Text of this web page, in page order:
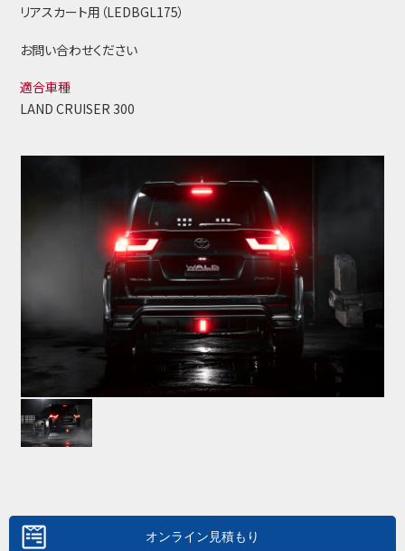
リアスカート用（LEDBGL175）
お問い合わせください
適合車種
LAND CRUISER 300